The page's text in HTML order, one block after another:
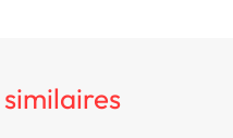
similaires